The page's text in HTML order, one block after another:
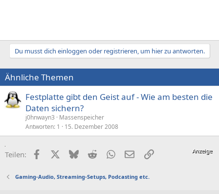
Du musst dich einloggen oder registrieren, um hier zu antworten.
Ähnliche Themen
Festplatte gibt den Geist auf - Wie am besten die
Daten sichern?
j0hnwayn3
Massenspeicher
Antworten 1 15. Dezember 2008
Teilen: FacebookX (Twitter)
BlueskyRedditWhatsApp
E-MailLink
Gaming-Audio, Streaming-Setups, Podcasting etc.